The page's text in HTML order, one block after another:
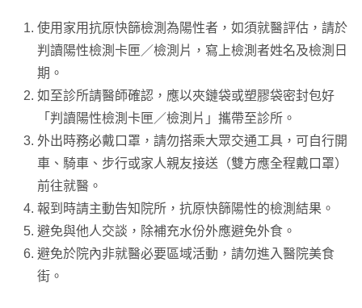
使用家用抗原快篩檢測為陽性者，如須就醫評估，請於
判讀陽性檢測卡匣／檢測片，寫上檢測者姓名及檢測日
期。
如至診所請醫師確認，應以夾鏈袋或塑膠袋密封包好
「判讀陽性檢測卡匣／檢測片」攜帶至診所。
外出時務必戴口罩，請勿搭乘大眾交通工具，可自行開
車、騎車、步行或家人親友接送（雙方應全程戴口罩）
前往就醫。
報到時請主動告知院所，抗原快篩陽性的檢測結果。
避免與他人交談，除補充水份外應避免外食。
避免於院內非就醫必要區域活動，請勿進入醫院美食
街。